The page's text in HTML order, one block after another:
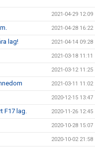
2021-04-29 12:09
2021-04-28 16:22
lag! 2021-04-14 09:28
2021-03-18 11:11
2021-03-12 11:25
2021-03-11 11:02
2020-12-15 13:47
F17 lag. 2020-11-26 12:45
2020-10-28 15:07
2020-10-02 21:58